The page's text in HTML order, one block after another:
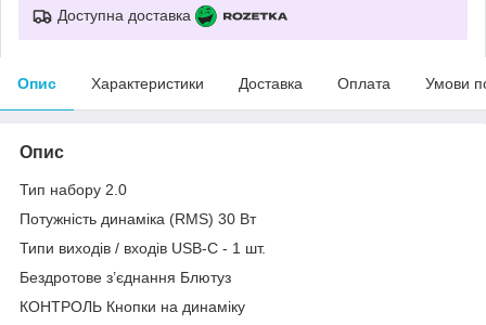
Доступна доставка
Опис Характеристики Доставка Оплата Умови
Опис
Тип набору 2.0
Потужність динаміка (RMS) 30 Вт
Типи виходів / входів USB-C - 1 шт.
Бездротове з’єднання Блютуз
КОНТРОЛЬ Кнопки на динаміку